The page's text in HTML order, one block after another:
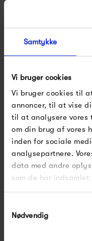
Samtykke
Vi bruger cookies
Vi bruger cookies til
annoncer, til at vise
til at analysere vores
om din brug af vores
inden for sociale
analysepartnere.
data med andre
som de har
Nødvendig
Sortimentet bag
Se
Produkter